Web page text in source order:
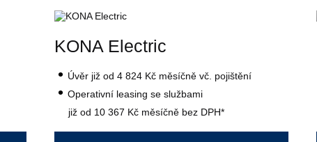
KONA Electric
Úvěr již od 4 824 Kčměsíčně vč. pojištění
Operativní leasing se službami
již od 10 367 Kčměsíčně bez DPH*